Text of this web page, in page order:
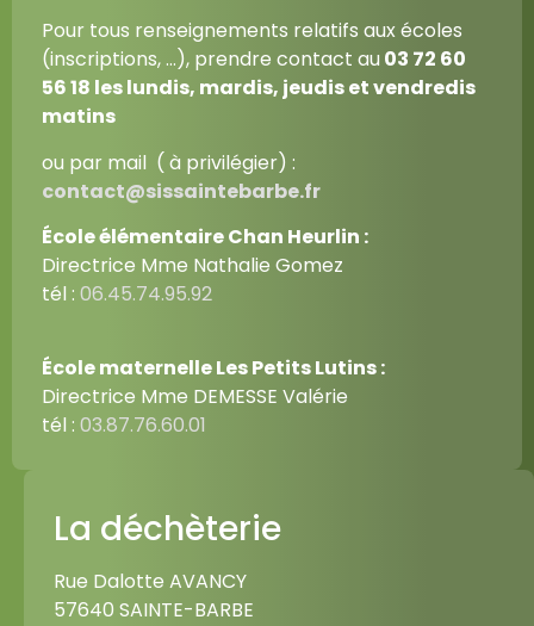
Pour tous renseignements relatifs aux écoles
(inscriptions, …), prendre contact au03 72 60
56 18 les lundis, mardis, jeudis et vendredis
matins
ou par mail ( à privilégier) :
contact@sissaintebarbe.fr
École élémentaire Chan Heurlin :
Directrice Mme Nathalie Gomez
tél : 06.45.74.95.92
École maternelle Les Petits Lutins :
Directrice Mme DEMESSE Valérie
tél : 03.87.76.60.01
La déchèterie
Rue Dalotte AVANCY
57640 SAINTE-BARBE